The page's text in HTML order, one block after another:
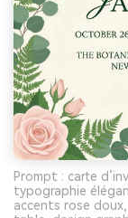
Prompt : carte
typographie
accents rose